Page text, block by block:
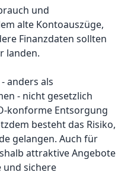
und
alte Kontoauszüge,
Finanzdaten sollten
landen.
anders als
- nicht gesetzlich
konforme Entsorgung
besteht das Risiko,
gelangen. Auch für
attraktive Angebote
und sichere